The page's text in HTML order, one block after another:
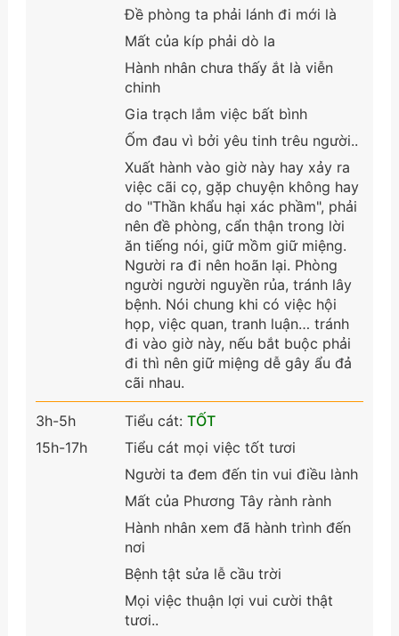
Đề phòng ta phải lánh đi mới là
Mất của kíp phải dò la
Hành nhân chưa thấy ắt là viễn
chinh
Gia trạch lắm việc bất bình
Ốm đau vì bởi yêu tinh trêu người..
Xuất hành vào giờ này hay xảy ra
việc cãi cọ, gặp chuyện không hay
do "Thần khẩu hại xác phầm", phải
nên đề phòng, cẩn thận trong lời
ăn tiếng nói, giữ mồm giữ miệng.
Người ra đi nên hoãn lại. Phòng
người người nguyền rủa, tránh lây
bệnh. Nói chung khi có việc hội
họp, việc quan, tranh luận… tránh
đi vào giờ này, nếu bắt buộc phải
đi thì nên giữ miệng dễ gây ẩu đả
cãi nhau.
3h-5h
15h-17h
Tiểu cát: TỐT
Tiểu cát mọi việc tốt tươi
Người ta đem đến tin vui điều lành
Mất của Phương Tây rành rành
Hành nhân xem đã hành trình đến
nơi
Bệnh tật sửa lễ cầu trời
Mọi việc thuận lợi vui cười thật
tươi..